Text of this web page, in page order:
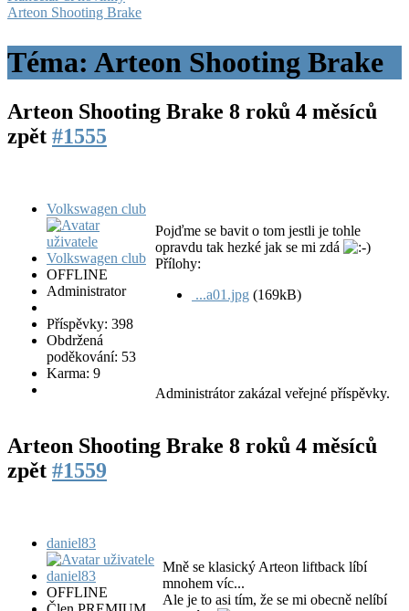
Arteon Shooting Brake
Téma: Arteon Shooting Brake
Arteon Shooting Brake 8 roků 4 měsíců
zpět #1555
Volkswagen club
OFFLINE
Administrator
Příspěvky: 398
Obdržená
poděkování: 53
Karma: 9
Pojďme se bavit o tom jestli je tohle
opravdu tak hezké jak se mi zdá
Přílohy:
...a01.jpg (169kB)
Administrátor zakázal veřejné příspěvky.
Arteon Shooting Brake 8 roků 4 měsíců
zpět #1559
daniel83
OFFLINE
Mně se klasický Arteon liftback líbí
mnohem víc...
Ale je to asi tím, že se mi obecně nelíbí